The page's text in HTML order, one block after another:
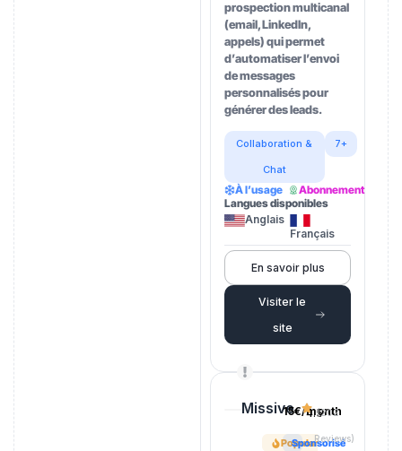
prospection multicanal
(email, LinkedIn,
appels) qui permet
d’automatiser l’envoi
de messages
personnalisés pour
générer des leads.
Collaboration &
Chat
7+
À l’usage
Abonnement
Langues disponibles
Anglais
Français
En savoir plus
Visiter le
site
Missive
Popular
Sponsorisé
15€/month
4.5(202
Reviews)